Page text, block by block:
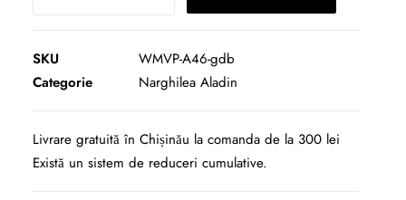
-
Ocean
46cm
SKU
WMVP-A46-gdb
Categorie
Narghilea Aladin
Livrare gratuită în Chișinău la comanda de la 300 lei
Există un sistem de reduceri cumulative.